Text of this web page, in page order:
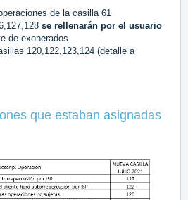
de la casilla 61
se rellenarán por el usuario
de exonerados.
120,122,123,124 (detalle a
que estaban asignadas